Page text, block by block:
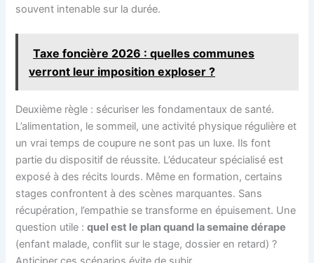
souvent intenable sur la durée.
Taxe foncière 2026 : quelles communes
verront leur imposition exploser ?
Deuxième règle : sécuriser les fondamentaux de santé.
L’alimentation, le sommeil, une activité physique régulière et
un vrai temps de coupure ne sont pas un luxe. Ils font
partie du dispositif de réussite. L’éducateur spécialisé est
exposé à des récits lourds. Même en formation, certains
stages confrontent à des scènes marquantes. Sans
récupération, l’empathie se transforme en épuisement. Une
question utile :quel est le plan quand la semaine dérape
(enfant malade, conflit sur le stage, dossier en retard) ?